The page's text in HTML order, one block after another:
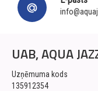
UAB, AQUA
Uzņēmuma kods
135912354